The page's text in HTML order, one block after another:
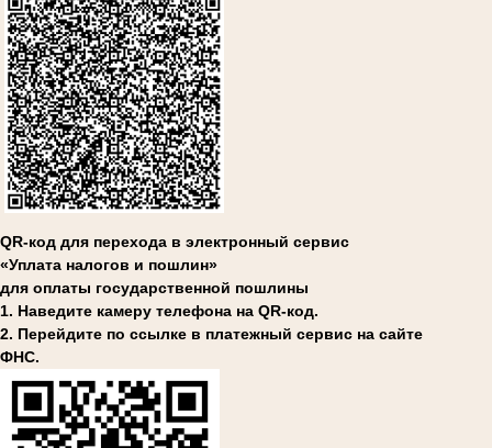
QR-код для перехода в электронный сервис
«Уплата налогов и пошлин»
для оплаты государственной пошлины
1. Наведите камеру телефона на QR-код.
2. Перейдите по ссылке в платежный сервис на сайте
ФНС.